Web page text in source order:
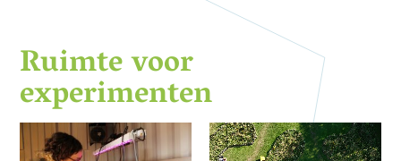
Ruimte voor
experimenten